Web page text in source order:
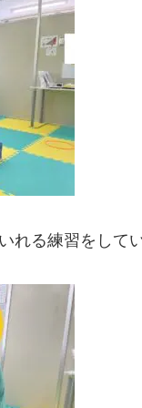
れる練習をして